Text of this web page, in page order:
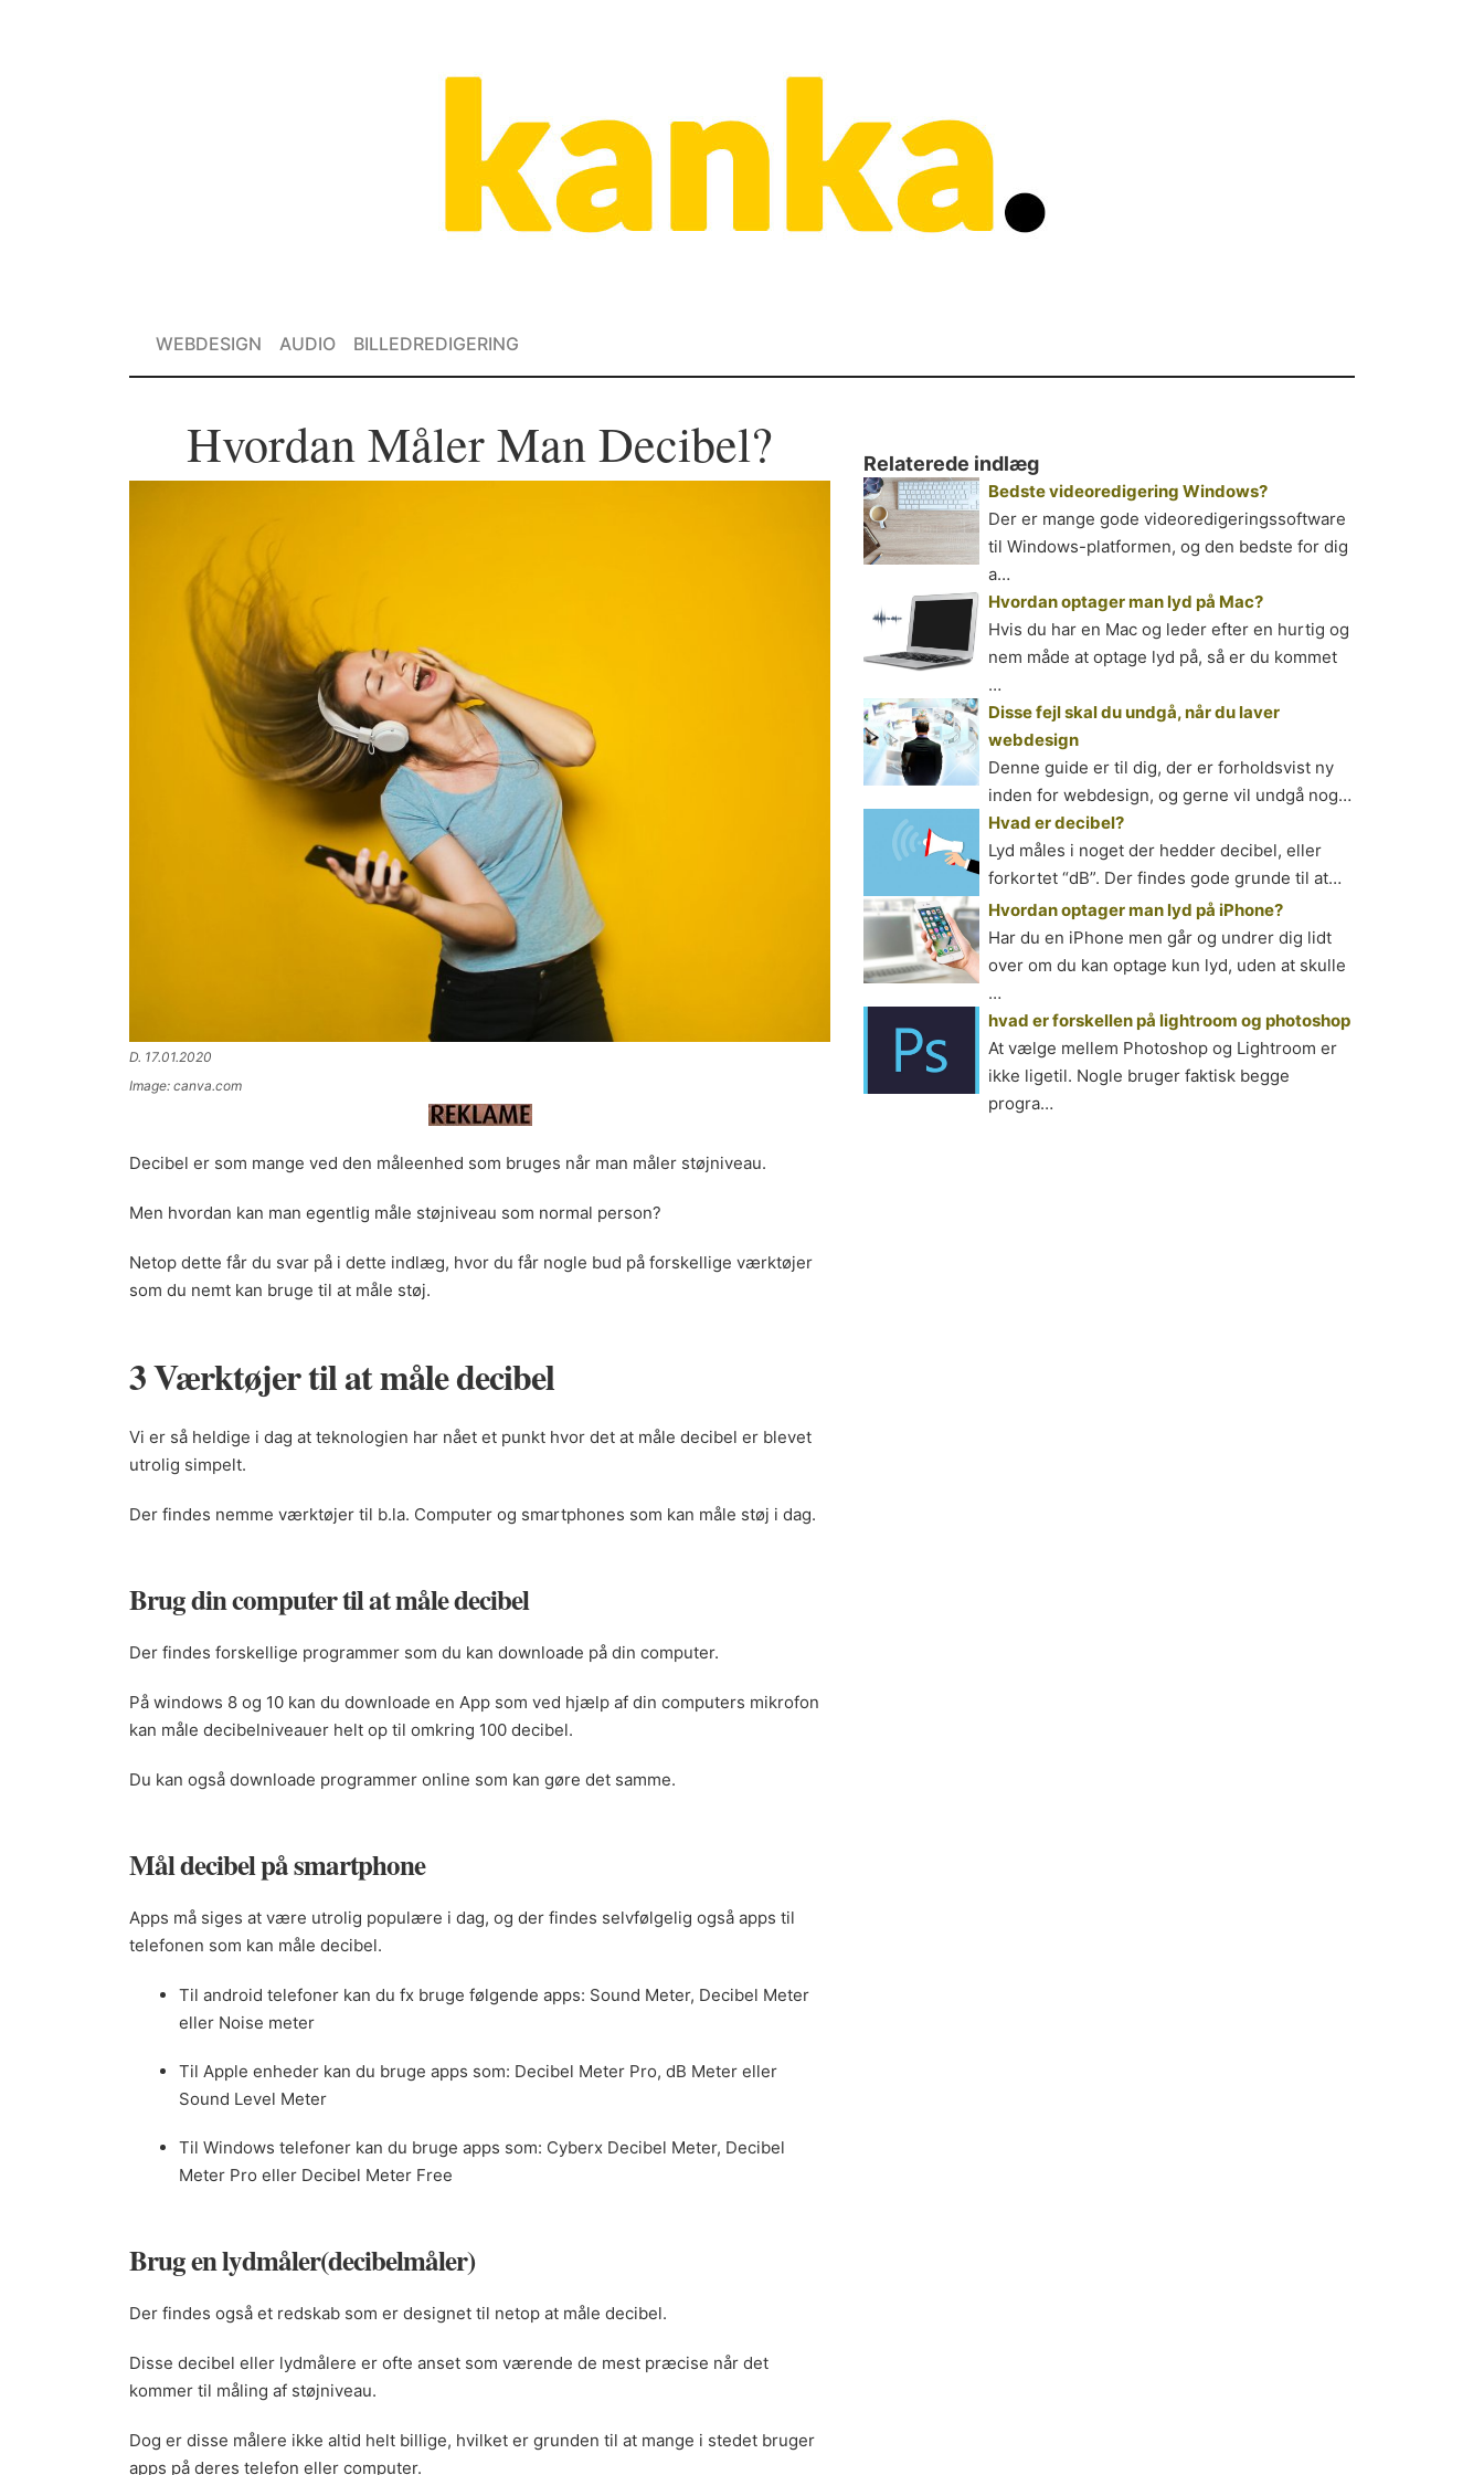
WEBDESIGN AUDIO BILLEDREDIGERING
Hvordan Måler Man Decibel?
D. 17.01.2020
Image: canva.com
Decibel er som mange ved den måleenhed som bruges når man måler støjniveau.
Men hvordan kan man egentlig måle støjniveau som normal person?
Netop dette får du svar på i dette indlæg, hvor du får nogle bud på forskellige værktøjer
som du nemt kan bruge til at måle støj.
3 Værktøjer til at måle decibel
Vi er så heldige i dag at teknologien har nået et punkt hvor det at måle decibel er blevet
utrolig simpelt.
Der findes nemme værktøjer til b.la. Computer og smartphones som kan måle støj i dag.
Brug din computer til at måle decibel
Der findes forskellige programmer som du kan downloade på din computer.
På windows 8 og 10 kan du downloade en App som ved hjælp af din computers mikrofon
kan måle decibelniveauer helt op til omkring 100 decibel.
Du kan også downloade programmer online som kan gøre det samme.
Mål decibel på smartphone
Apps må siges at være utrolig populære i dag, og der findes selvfølgelig også apps til
telefonen som kan måle decibel.
Til android telefoner kan du fx bruge følgende apps: Sound Meter, Decibel Meter
eller Noise meter
Til Apple enheder kan du bruge apps som: Decibel Meter Pro, dB Meter eller
Sound Level Meter
Til Windows telefoner kan du bruge apps som: Cyberx Decibel Meter, Decibel
Meter Pro eller Decibel Meter Free
Brug en lydmåler(decibelmåler)
Der findes også et redskab som er designet til netop at måle decibel.
Disse decibel eller lydmålere er ofte anset som værende de mest præcise når det
kommer til måling af støjniveau.
Dog er disse målere ikke altid helt billige, hvilket er grunden til at mange i stedet bruger
apps på deres telefon eller computer.
Relaterede indlæg
Bedste videoredigering Windows?
Der er mange gode videoredigeringssoftware
til Windows-platformen, og den bedste for dig
a…
Hvordan optager man lyd på Mac?
Hvis du har en Mac og leder efter en hurtig og
nem måde at optage lyd på, så er du kommet
…
Disse fejl skal du undgå, når du laver
webdesign
Denne guide er til dig, der er forholdsvist ny
inden for webdesign, og gerne vil undgå nog…
Hvad er decibel?
Lyd måles i noget der hedder decibel, eller
forkortet “dB”. Der findes gode grunde til at…
Hvordan optager man lyd på iPhone?
Har du en iPhone men går og undrer dig lidt
over om du kan optage kun lyd, uden at skulle
…
hvad er forskellen på lightroom og photoshop
At vælge mellem Photoshop og Lightroom er
ikke ligetil. Nogle bruger faktisk begge
progra…